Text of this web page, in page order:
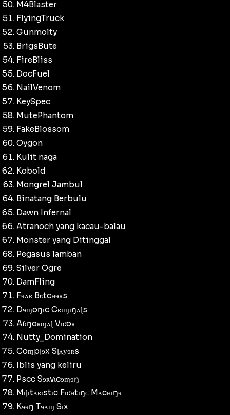
M4Blaster
FlyingTruck
Gunmolty
BrigsBute
FireBliss
DocFuel
NailVenom
KeySpec
MutePhantom
FakeBlossom
Oygon
Kulit naga
Kobold
Mongrel Jambul
Binatang Berbulu
Dawn Infernal
Atranoch yang kacau-balau
Monster yang Ditinggal
Pegasus lamban
Silver Ogre
DamFling
Fɘʌʀ Bʋtcʜɘʀs
Dɘɱoŋɩc Cʀɩɱɩŋʌɭs
Aɓŋoʀɱʌɭ Vɩʛoʀ
Nutty_Domination
Coɱpɭɘx Sɭʌƴɘʀs
Iblis yang keliru
Pscc Sɘʀvɩcɘɱɘŋ
Mɩɭɩtʌʀɩstɩc Fɩʛʜtɩŋʛ Mʌcʜɩŋɘ
Kɘɘŋ Tɘʌɱ Sɩx